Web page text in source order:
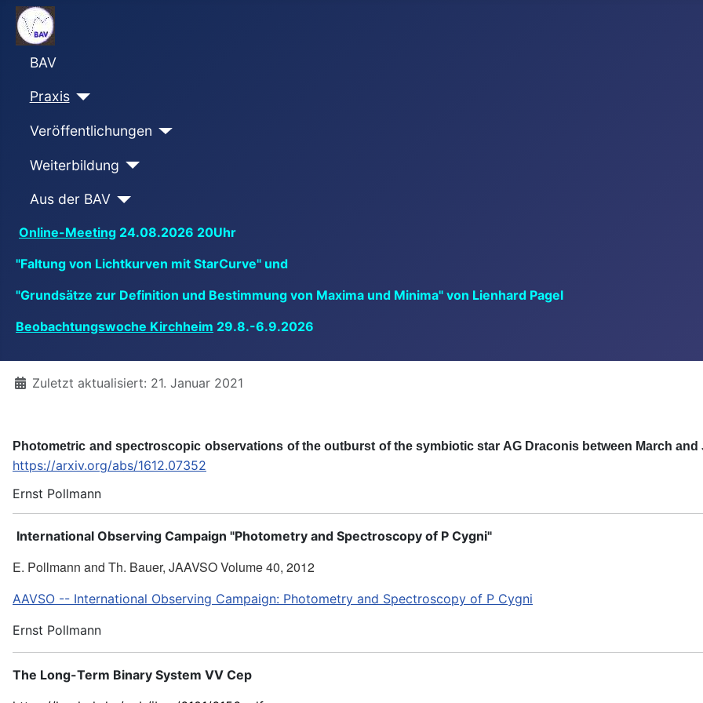
BAV
Praxis
Veröffentlichungen
Weiterbildung
Aus der BAV
Online-Meeting 24.08.2026 20Uhr
"Faltung von Lichtkurven mit StarCurve" und
"Grundsätze zur Definition und Bestimmung von Maxima und Minima" von Lienhard Pagel
Beobachtungswoche Kirchheim 29.8.-6.9.2026
DetailsZuletzt aktualisiert: 21. Januar 2021
P hotometric and spectroscopic observations of the outburst of the symbiotic star AG Draconis between March and
https://arxiv.org/abs/1612.07352
Ernst Pollmann
International Observing Campaign "Photometry and Spectroscopy of P Cygni"
E. Pollmann and Th. Bauer, JAAVSO Volume 40, 2012
AAVSO -- International Observing Campaign: Photometry and Spectroscopy of P Cygni
Ernst Pollmann
The Long-Term Binary System VV Cep